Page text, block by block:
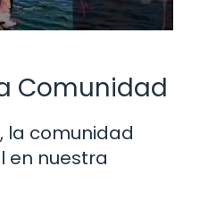
Comunidad
la comunidad
en nuestra